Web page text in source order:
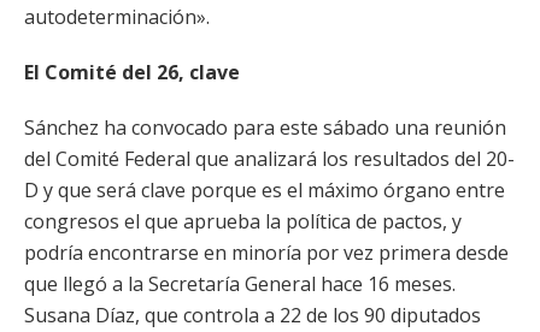
autodeterminación».
El Comité del 26, clave
Sánchez ha convocado para este sábado una reunión
del Comité Federal que analizará los resultados del 20-
D y que será clave porque es el máximo órgano entre
congresos el que aprueba la política de pactos, y
podría encontrarse en minoría por vez primera desde
que llegó a la Secretaría General hace 16 meses.
Susana Díaz, que controla a 22 de los 90 diputados